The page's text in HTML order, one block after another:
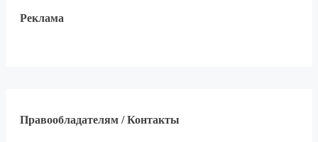
Реклама
Правообладателям / Контакты